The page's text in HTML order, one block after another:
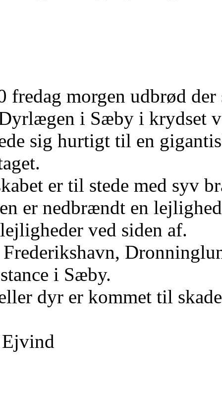
fredag morgen udbrød
i Sæby i krydset
sig hurtigt til en
er til stede med syv
er nedbrændt en
ved siden af.
i Sæby.
dyr er kommet til